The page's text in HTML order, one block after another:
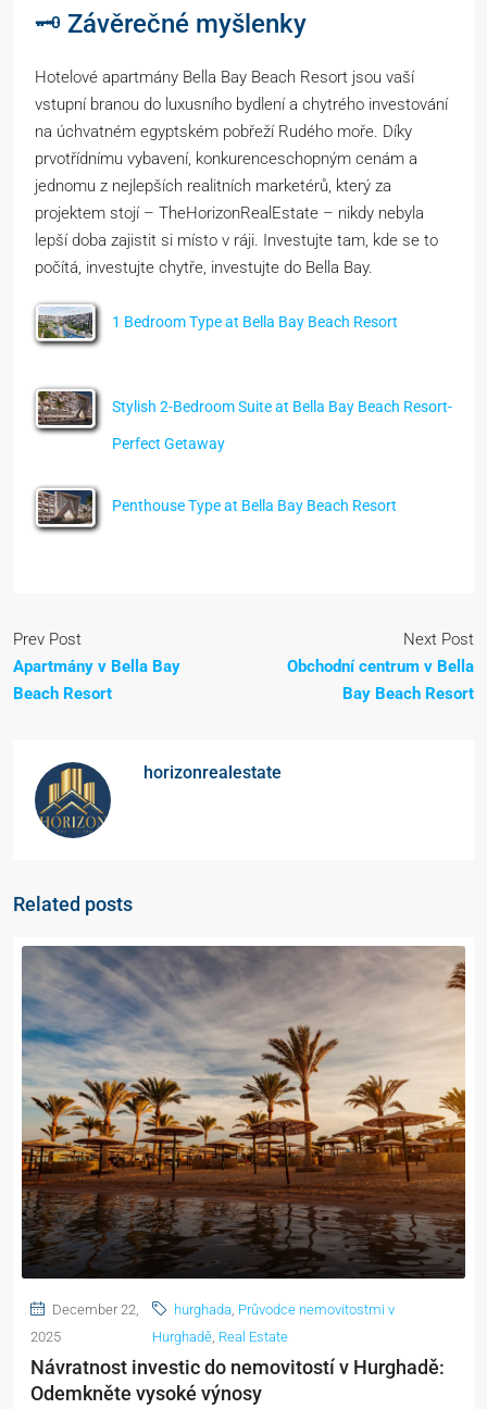
🗝️ Závěrečné myšlenky
Hotelové apartmány Bella Bay Beach Resort jsou vaší
vstupní branou do luxusního bydlení a chytrého investování
na úchvatném egyptském pobřeží Rudého moře. Díky
prvotřídnímu vybavení, konkurenceschopným cenám a
jednomu z nejlepších realitních marketérů, který za
projektem stojí – TheHorizonRealEstate – nikdy nebyla
lepší doba zajistit si místo v ráji. Investujte tam, kde se to
počítá, investujte chytře, investujte do Bella Bay.
1 Bedroom Type at Bella Bay Beach Resort
Stylish 2-Bedroom Suite at Bella Bay Beach Resort-
Perfect Getaway
Penthouse Type at Bella Bay Beach Resort
Prev Post
Apartmány v Bella Bay
Beach Resort
Next Post
Obchodní centrum v Bella
Bay Beach Resort
horizonrealestate
Related posts
December 22,
2025
hurghada, Průvodce nemovitostmi v
Hurghadě, Real Estate
Návratnost investic do nemovitostí v Hurghadě:
Odemkněte vysoké výnosy